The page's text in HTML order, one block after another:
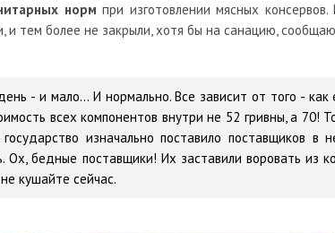
норм при изготовлении мясных
и тем более не закрыли, хотя бы на санацию,
- и мало... И нормально. Все зависит от того - как
всех компонентов внутри не 52 гривны, а 70!
изначально поставило поставщиков в
Ох, бедные поставщики! Их заставили воровать из
кушайте сейчас.